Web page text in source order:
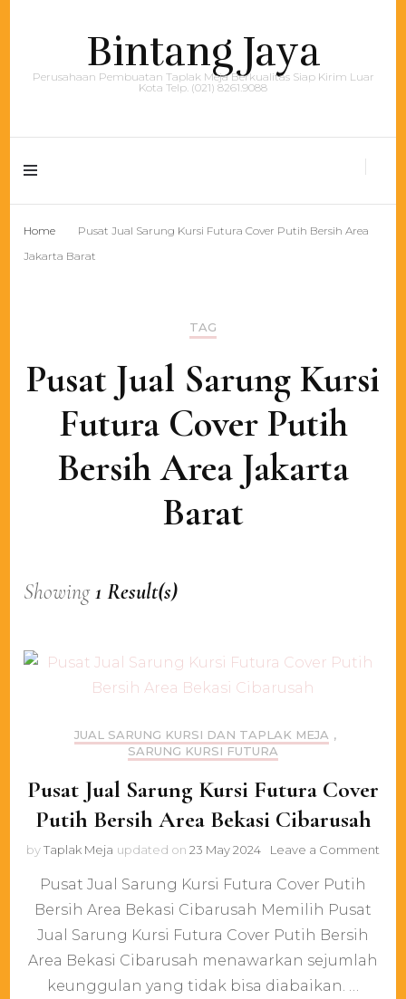
Bintang Jaya
Perusahaan Pembuatan Taplak Meja Berkualitas Siap Kirim Luar
Kota Telp. (021) 8261.9088
Home
Pusat Jual Sarung Kursi Futura Cover Putih Bersih Area
Jakarta Barat
TAG
Pusat Jual Sarung Kursi
Futura Cover Putih
Bersih Area Jakarta
Barat
Showing1 Result(s)
JUAL SARUNG KURSI DAN TAPLAK MEJA ,
SARUNG KURSI FUTURA
Pusat Jual Sarung Kursi Futura Cover
Putih Bersih Area Bekasi Cibarusah
byTaplak Meja updated on 23 May 2024 Leave a Comment
Pusat Jual Sarung Kursi Futura Cover Putih
Bersih Area Bekasi Cibarusah Memilih Pusat
Jual Sarung Kursi Futura Cover Putih Bersih
Area Bekasi Cibarusah menawarkan sejumlah
keunggulan yang tidak bisa diabaikan. …